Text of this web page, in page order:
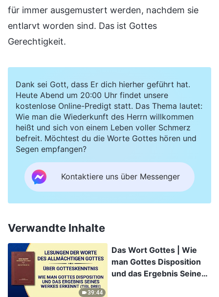
für immer ausgemustert werden, nachdem sie
entlarvt worden sind. Das ist Gottes
Gerechtigkeit.
Dank sei Gott, dass Er dich hierher geführt hat.
Heute Abend um 20:00 Uhr findet unsere
kostenlose Online-Predigt statt. Das Thema lautet:
Wie man die Wiederkunft des Herrn willkommen
heißt und sich von einem Leben voller Schmerz
befreit. Möchtest du die Worte Gottes hören und
Segen empfangen?
Kontaktiere uns über Messenger
Verwandte Inhalte
39:44
Das Wort Gottes | Wie
man Gottes Disposition
und das Ergebnis Seines